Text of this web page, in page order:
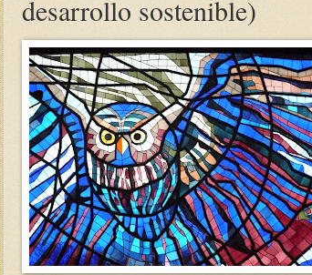
desarrollo sostenible)